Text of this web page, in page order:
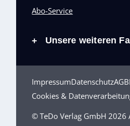
Abo-Service
+ Unsere weiteren
ImpressumDatenschutzAGB
Cookies &
© TeDo Verlag GmbH 2026